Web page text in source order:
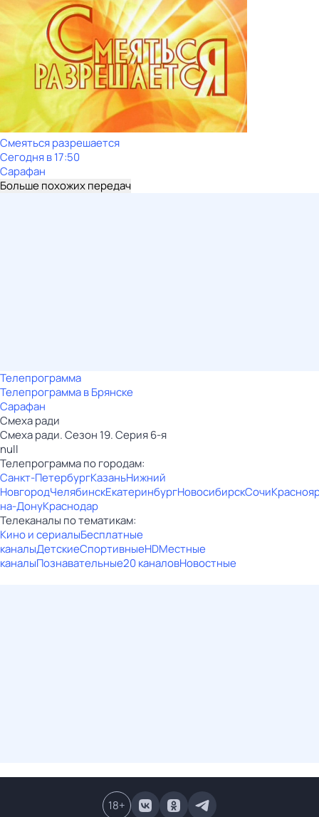
Смеяться разрешается
Сегодня в 17:50
Сарафан
Больше похожих передач
Телепрограмма
Телепрограмма в Брянске
Сарафан
Смеха ради
Смеха ради. Сезон 19. Серия 6-я
null
Телепрограмма по городам:
Санкт-ПетербургКазаньНижний
НовгородЧелябинскЕкатеринбургНовосибирскСочи
на-ДонуКраснодар
Телеканалы по тематикам:
Кино и сериалыБесплатные
каналыДетскиеСпортивныеHDМестные
каналыПознавательные20 каналовНовостные
18+